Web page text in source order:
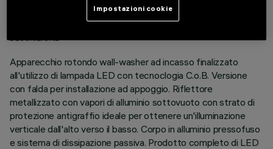
ULTIMO AGGIORNAMENTO: 01/08/2026
DESCRIZIONE
Apparecchio rotondo wall-washer ad incasso finalizzato
all'utilizzo di lampada LED con tecnoclogia C.o.B. Versione
con falda per installazione ad appoggio. Riflettore
metallizzato con vapori di alluminio sottovuoto con strato di
protezione antigraffio ideale per ottenere un'illuminazione
verticale dall'alto verso il basso. Corpo in alluminio pressofuso
e sistema di dissipazione passiva. Prodotto completo di LED
Impostazioni cookie